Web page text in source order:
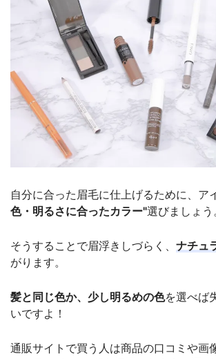
自分に合った眉毛に仕上げるために、ア
色・明るさに合ったカラー"選びましょう
そうすることで眉浮きしづらく、 ナチュ
がります。
髪と同じ色か、少し明るめの色を選べば
いですよ！
通販サイトで買う人は商品の口コミや画